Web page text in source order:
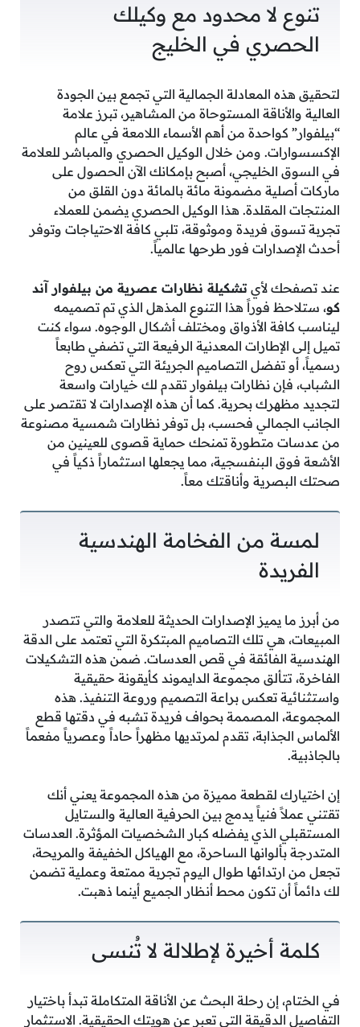
تنوع لا محدود مع وكيلك
الحصري في الخليج
لتحقيق هذه المعادلة الجمالية التي تجمع بين الجودة
العالية والأناقة المستوحاة من المشاهير، تبرز علامة
“بيلفوار” كواحدة من أهم الأسماء اللامعة في عالم
الإكسسوارات. ومن خلال الوكيل الحصري والمباشر للعلامة
في السوق الخليجي، أصبح بإمكانك الآن الحصول على
ماركات أصلية مضمونة مائة بالمائة دون القلق من
المنتجات المقلدة. هذا الوكيل الحصري يضمن للعملاء
تجربة تسوق فريدة وموثوقة، تلبي كافة الاحتياجات وتوفر
أحدث الإصدارات فور طرحها عالمياً.
عند تصفحك لأي تشكيلة نظارات عصرية من بيلفوار آند
كو، ستلاحظ فوراً هذا التنوع المذهل الذي تم تصميمه
ليناسب كافة الأذواق ومختلف أشكال الوجوه. سواء كنت
تميل إلى الإطارات المعدنية الرفيعة التي تضفي طابعاً
رسمياً، أو تفضل التصاميم الجريئة التي تعكس روح
الشباب، فإن نظارات بيلفوار تقدم لك خيارات واسعة
لتجديد مظهرك بحرية. كما أن هذه الإصدارات لا تقتصر على
الجانب الجمالي فحسب، بل توفر نظارات شمسية مصنوعة
من عدسات متطورة تمنحك حماية قصوى للعينين من
الأشعة فوق البنفسجية، مما يجعلها استثماراً ذكياً في
صحتك البصرية وأناقتك معاً.
لمسة من الفخامة الهندسية
الفريدة
من أبرز ما يميز الإصدارات الحديثة للعلامة والتي تتصدر
المبيعات، هي تلك التصاميم المبتكرة التي تعتمد على الدقة
الهندسية الفائقة في قص العدسات. ضمن هذه التشكيلات
الفاخرة، تتألق مجموعة الدايموند كأيقونة حقيقية
واستثنائية تعكس براعة التصميم وروعة التنفيذ. هذه
المجموعة، المصممة بحواف فريدة تشبه في دقتها قطع
الألماس الجذابة، تقدم لمرتديها مظهراً حاداً وعصرياً مفعماً
بالجاذبية.
إن اختيارك لقطعة مميزة من هذه المجموعة يعني أنك
تقتني عملاً فنياً يدمج بين الحرفية العالية والستايل
المستقبلي الذي يفضله كبار الشخصيات المؤثرة. العدسات
المتدرجة بألوانها الساحرة، مع الهياكل الخفيفة والمريحة،
تجعل من ارتدائها طوال اليوم تجربة ممتعة وعملية تضمن
لك دائماً أن تكون محط أنظار الجميع أينما ذهبت.
كلمة أخيرة لإطلالة لا تُنسى
في الختام، إن رحلة البحث عن الأناقة المتكاملة تبدأ باختيار
التفاصيل الدقيقة التي تعبر عن هويتك الحقيقية. الاستثمار